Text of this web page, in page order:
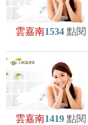
雲嘉南1534 點閱
雲嘉南1419 點閱